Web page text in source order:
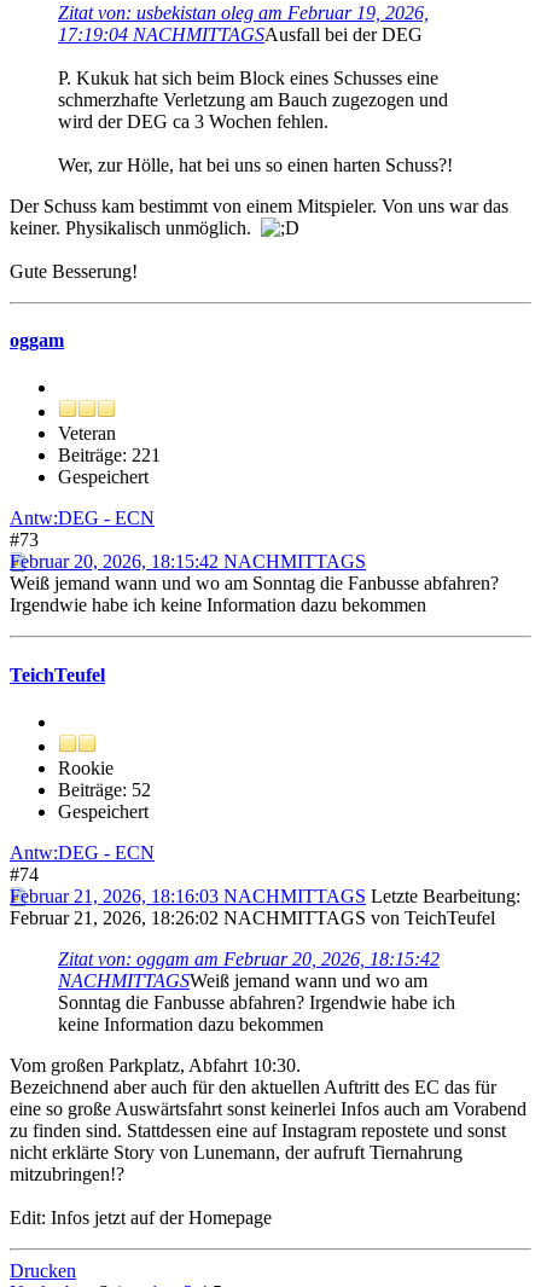
Zitat von: usbekistan oleg am Februar 19, 2026,
17:19:04 NACHMITTAGSAusfall bei der DEG
P. Kukuk hat sich beim Block eines Schusses eine
schmerzhafte Verletzung am Bauch zugezogen und
wird der DEG ca 3 Wochen fehlen.
Wer, zur Hölle, hat bei uns so einen harten Schuss?!
Der Schuss kam bestimmt von einem Mitspieler. Von uns war das
keiner. Physikalisch unmöglich.
Gute Besserung!
oggam
Veteran
Beiträge: 221
Gespeichert
Antw:DEG - ECN
#73
Februar 20, 2026, 18:15:42 NACHMITTAGS
Weiß jemand wann und wo am Sonntag die Fanbusse abfahren?
Irgendwie habe ich keine Information dazu bekommen
TeichTeufel
Rookie
Beiträge: 52
Gespeichert
Antw:DEG - ECN
#74
Februar 21, 2026, 18:16:03 NACHMITTAGS Letzte Bearbeitung:
Februar 21, 2026, 18:26:02 NACHMITTAGS von TeichTeufel
Zitat von: oggam am Februar 20, 2026, 18:15:42
NACHMITTAGSWeiß jemand wann und wo am
Sonntag die Fanbusse abfahren? Irgendwie habe ich
keine Information dazu bekommen
Vom großen Parkplatz, Abfahrt 10:30.
Bezeichnend aber auch für den aktuellen Auftritt des EC das für
eine so große Auswärtsfahrt sonst keinerlei Infos auch am Vorabend
zu finden sind. Stattdessen eine auf Instagram repostete und sonst
nicht erklärte Story von Lunemann, der aufruft Tiernahrung
mitzubringen!?
Edit: Infos jetzt auf der Homepage
Drucken